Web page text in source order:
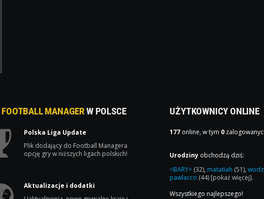
FOOTBALL MANAGERW POLSCE
Polska Liga Update
Plik dodający do Football Managera
opcję gry w niższych ligach polskich!
Aktualizacje i dodatki
UŻYTKOWNICY ONLINE
177 online, w tym 0
Urodziny obchodzą dziś:
<BARY> (32), matatiah (51),
pawlacco (44) [pokaż więcej].
Wszystkiego najlepszego!